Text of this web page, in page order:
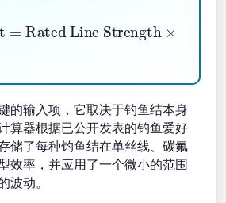
的输入项，它取决于钓鱼结本身
算器根据已公开发表的钓鱼爱好
储了每种钓鱼结在单丝线、碳氟
效率，并应用了一个微小的范围
波动。